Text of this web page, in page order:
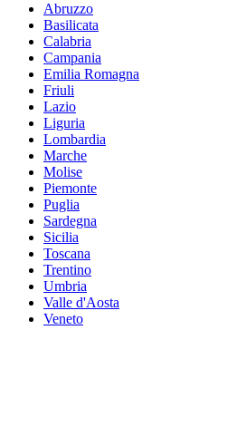
Abruzzo
Basilicata
Calabria
Campania
Emilia Romagna
Friuli
Lazio
Liguria
Lombardia
Marche
Molise
Piemonte
Puglia
Sardegna
Sicilia
Toscana
Trentino
Umbria
Valle d'Aosta
Veneto